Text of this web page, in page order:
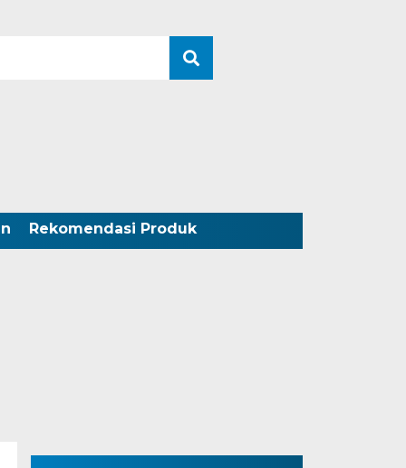
Rekomendasi Produk